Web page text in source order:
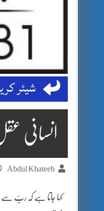
شیئر
انسانی
Abdul Khateeb
کہا جاتا ہے کہ ربّ سے